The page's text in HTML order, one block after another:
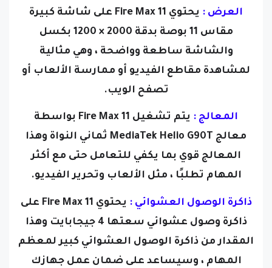
العرض :
يحتوي Fire Max 11 على شاشة كبيرة
مقاس 11 بوصة بدقة 2000 × 1200 بكسل
والشاشة ساطعة وواضحة ، وهي مثالية
لمشاهدة مقاطع الفيديو أو ممارسة الألعاب أو
تصفح الويب.
المعالج :
يتم تشغيل Fire Max 11 بواسطة
معالج MediaTek Helio G90T ثماني النواة وهذا
المعالج قوي بما يكفي للتعامل حتى مع أكثر
المهام تطلبًا ، مثل الألعاب وتحرير الفيديو.
ذاكرة الوصول العشوائي :
يحتوي Fire Max 11 على
ذاكرة وصول عشوائي سعتها 4 جيجابايت وهذا
المقدار من ذاكرة الوصول العشوائي كبير لمعظم
المهام ، وسيساعد على ضمان عمل جهازك